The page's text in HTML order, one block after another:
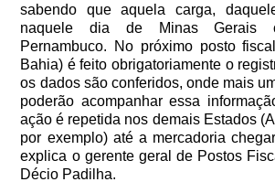
sabendo que aquela carga,
naquele dia de Minas Gerais
Pernambuco. No próximo posto
Bahia) é feito obrigatoriamente o
os dados são conferidos, onde mais
poderão acompanhar essa
ação é repetida nos demais Estados
por exemplo) até a mercadoria
explica o gerente geral de Postos
Décio Padilha.